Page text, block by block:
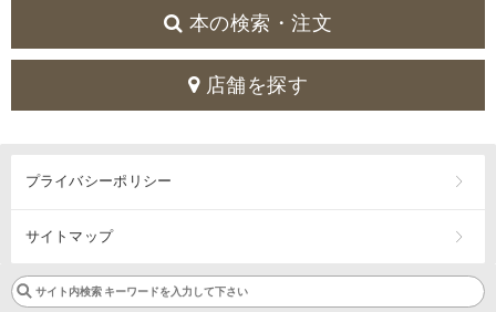
本の検索・注文
店舗を探す
プライバシーポリシー
サイトマップ